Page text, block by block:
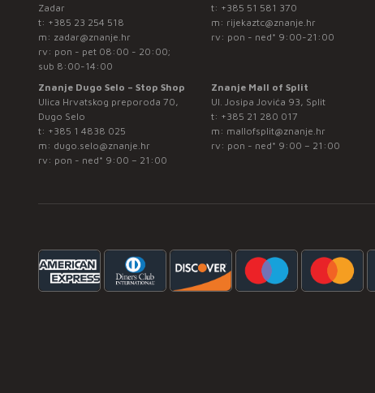
Zadar
t: +385 23 254 518
m: zadar@znanje.hr
rv: pon - pet 08:00 - 20:00;
sub 8:00-14:00
t: +385 51 581 370
m: rijekaztc@znanje.hr
rv: pon - ned* 9:00-21:00
Znanje Dugo Selo – Stop Shop
Ulica Hrvatskog preporoda 70,
Dugo Selo
t: +385 1 4838 025
m: dugo.selo@znanje.hr
rv: pon - ned* 9:00 – 21:00
Znanje Mall of Split
Ul. Josipa Jovića 93, Split
t: +385 21 280 017
m: mallofsplit@znanje.hr
rv: pon - ned* 9:00 – 21:00